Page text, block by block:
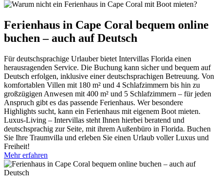
Ferienhaus in Cape Coral bequem online
buchen – auch auf Deutsch
Für deutschsprachige Urlauber bietet Intervillas Florida einen
herausragenden Service. Die Buchung kann sicher und bequem auf
Deutsch erfolgen, inklusive einer deutschsprachigen Betreuung. Von
komfortablen Villen mit 180 m² und 4 Schlafzimmern bis hin zu
großzügigen Anwesen mit 400 m² und 5 Schlafzimmern – für jeden
Anspruch gibt es das passende Ferienhaus. Wer besondere
Highlights sucht, kann ein Ferienhaus mit eigenem Boot mieten.
Luxus-Living – Intervillas steht Ihnen hierbei beratend und
deutschsprachig zur Seite, mit ihrem Außenbüro in Florida. Buchen
Sie Ihre Traumvilla und erleben Sie einen Urlaub voller Luxus und
Freiheit!
Mehr erfahren